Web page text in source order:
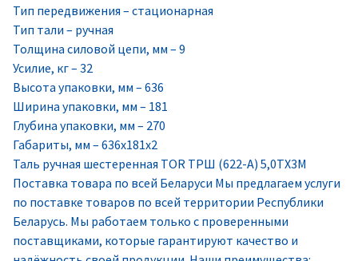
Тип передвижения – стационарная
Тип тали – ручная
Толщина силовой цепи, мм – 9
Усилие, кг – 32
Высота упаковки, мм – 636
Ширина упаковки, мм – 181
Глубина упаковки, мм – 270
Габариты, мм – 636х181х2
Таль ручная шестеренная TOR ТРШ (622-A) 5,0ТХ3М
Поставка товара по всей Беларуси Мы предлагаем услуги
по поставке товаров по всей территории Республики
Беларусь. Мы работаем только с проверенными
поставщиками, которые гарантируют качество и